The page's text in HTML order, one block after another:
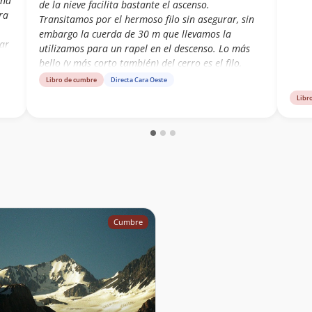
de la nieve facilita bastante el ascenso.
Transitamos por el hermoso filo sin asegurar, sin
embargo la cuerda de 30 m que llevamos la
utilizamos para un rapel en el descenso. Lo más
bello (y más corto también) del cerro es el filo,
personalmente para mi. Las grietas del glaciar se
Libro de cumbre Directa Cara Oeste
Cumbre